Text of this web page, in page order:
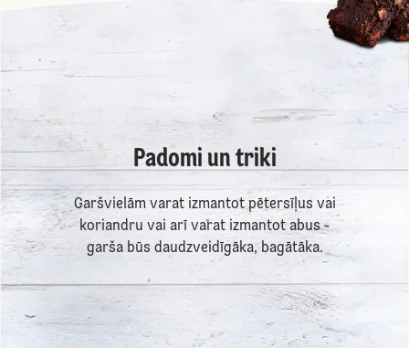
Padomi un triki
Garšvielām varat izmantot pētersīļus vai
koriandru vai arī varat izmantot abus -
garša būs daudzveidīgāka, bagātāka.